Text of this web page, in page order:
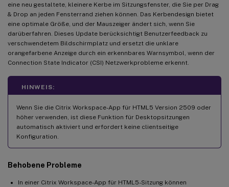
eine neu gestaltete, kleinere Kerbe im Sitzungsfenster, die Sie per Drag
& Drop an jeden Fensterrand ziehen können. Das Kerbendesign bietet
eine optimale Größe, und der Mauszeiger ändert sich, wenn Sie
darüberfahren. Dieses Update berücksichtigt Benutzerfeedback zu
verschwendetem Bildschirmplatz und ersetzt die unklare
orangefarbene Anzeige durch ein erkennbares Warnsymbol, wenn der
Connection State Indicator (CSI) Netzwerkprobleme erkennt.
HINWEIS:
Wenn Sie die Citrix Workspace-App für HTML5 Version 2509 oder
höher verwenden, ist diese Funktion für Desktopsitzungen
automatisch aktiviert und erfordert keine clientseitige
Konfiguration.
Behobene Probleme
In einer Citrix Workspace-App für HTML5-Sitzung können